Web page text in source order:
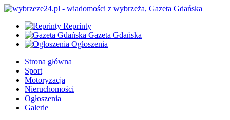
Reprinty
Gazeta Gdańska
Ogłoszenia
Strona główna
Sport
Motoryzacja
Nieruchomości
Ogłoszenia
Galerie